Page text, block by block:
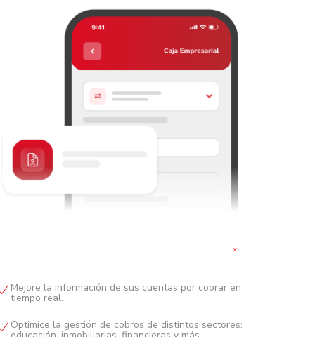
+
Mejore la información de sus cuentas por cobrar en
tiempo real.
Optimice la gestión de cobros de distintos sectores: